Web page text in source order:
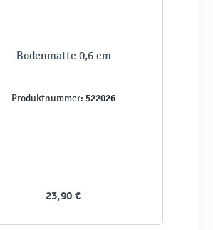
Bodenmatte 0,6 cm
Produktnummer: 522026
23,90 €